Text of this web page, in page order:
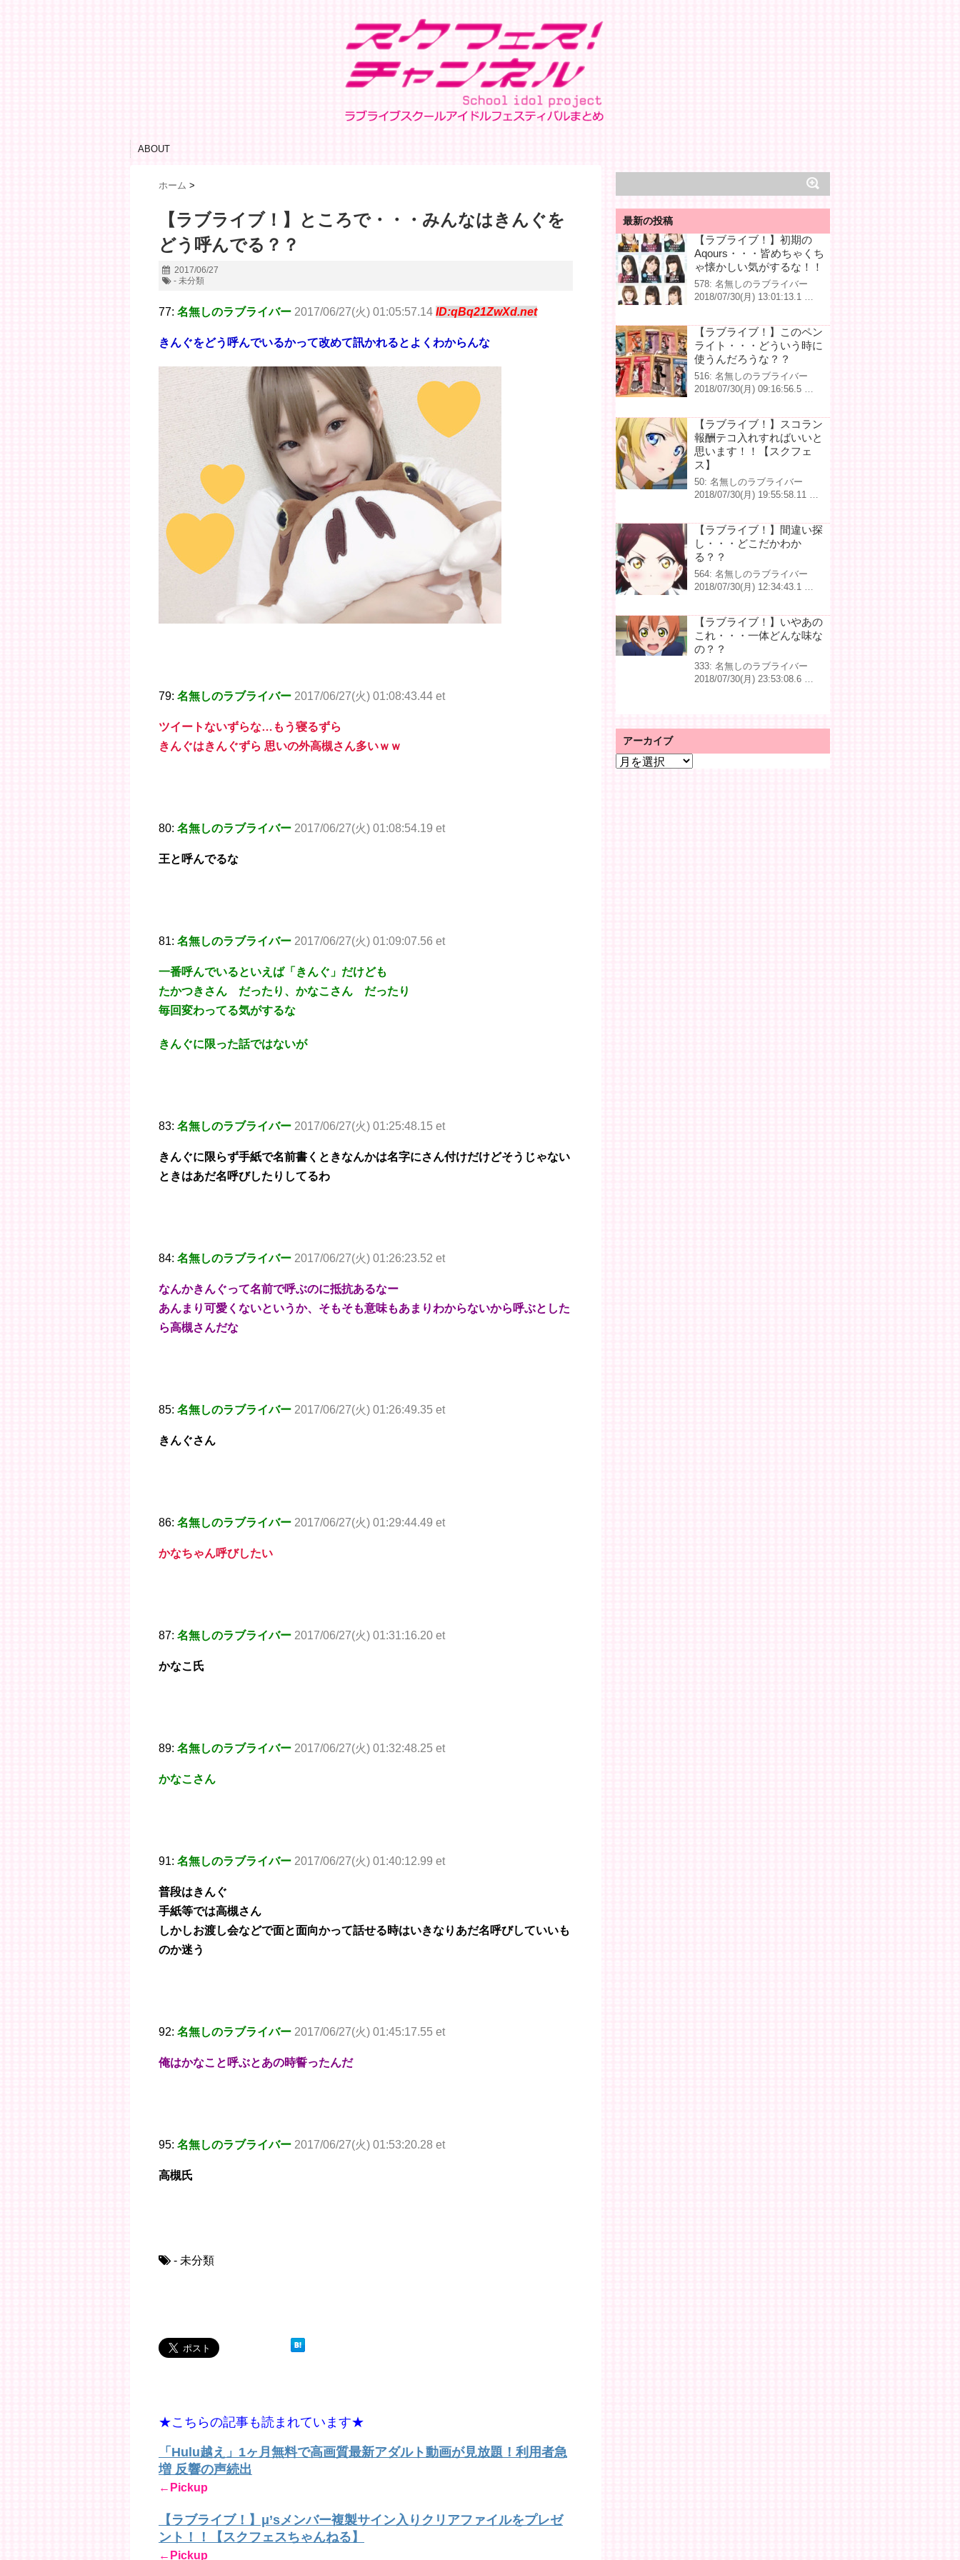
ABOUT
ホーム >
【ラブライブ！】ところで・・・みんなはきんぐを
どう呼んでる？？
2017/06/27
- 未分類
77: 名無しのラブライバー 2017/06/27(火) 01:05:57.14 ID:qBq21ZwXd.net
きんぐをどう呼んでいるかって改めて訊かれるとよくわからんな
79: 名無しのラブライバー 2017/06/27(火) 01:08:43.44 et
ツイートないずらな…もう寝るずら
きんぐはきんぐずら 思いの外高槻さん多いｗｗ
80: 名無しのラブライバー 2017/06/27(火) 01:08:54.19 et
王と呼んでるな
81: 名無しのラブライバー 2017/06/27(火) 01:09:07.56 et
一番呼んでいるといえば「きんぐ」だけども
たかつきさん だったり、かなこさん だったり
毎回変わってる気がするな
きんぐに限った話ではないが
83: 名無しのラブライバー 2017/06/27(火) 01:25:48.15 et
きんぐに限らず手紙で名前書くときなんかは名字にさん付けだけどそうじゃない
ときはあだ名呼びしたりしてるわ
84: 名無しのラブライバー 2017/06/27(火) 01:26:23.52 et
なんかきんぐって名前で呼ぶのに抵抗あるなー
あんまり可愛くないというか、そもそも意味もあまりわからないから呼ぶとした
ら高槻さんだな
85: 名無しのラブライバー 2017/06/27(火) 01:26:49.35 et
きんぐさん
86: 名無しのラブライバー 2017/06/27(火) 01:29:44.49 et
かなちゃん呼びしたい
87: 名無しのラブライバー 2017/06/27(火) 01:31:16.20 et
かなこ氏
89: 名無しのラブライバー 2017/06/27(火) 01:32:48.25 et
かなこさん
91: 名無しのラブライバー 2017/06/27(火) 01:40:12.99 et
普段はきんぐ
手紙等では高槻さん
しかしお渡し会などで面と面向かって話せる時はいきなりあだ名呼びしていいも
のか迷う
92: 名無しのラブライバー 2017/06/27(火) 01:45:17.55 et
俺はかなこと呼ぶとあの時誓ったんだ
95: 名無しのラブライバー 2017/06/27(火) 01:53:20.28 et
高槻氏
- 未分類
★こちらの記事も読まれています★
「Hulu越え」1ヶ月無料で高画質最新アダルト動画が見放題！利用者急
増 反響の声続出
←Pickup
【ラブライブ！】μ’sメンバー複製サイン入りクリアファイルをプレゼ
ント！！【スクフェスちゃんねる】
←Pickup
最新の投稿
【ラブライブ！】初期の
Aqours・・・皆めちゃくち
ゃ懐かしい気がするな！！
578: 名無しのラブライバー
2018/07/30(月) 13:01:13.1 …
【ラブライブ！】このペン
ライト・・・どういう時に
使うんだろうな？？
516: 名無しのラブライバー
2018/07/30(月) 09:16:56.5 …
【ラブライブ！】スコラン
報酬テコ入れすればいいと
思います！！【スクフェ
ス】
50: 名無しのラブライバー
2018/07/30(月) 19:55:58.11 …
【ラブライブ！】間違い探
し・・・どこだかわか
る？？
564: 名無しのラブライバー
2018/07/30(月) 12:34:43.1 …
【ラブライブ！】いやあの
これ・・・一体どんな味な
の？？
333: 名無しのラブライバー
2018/07/30(月) 23:53:08.6 …
アーカイブ
ア